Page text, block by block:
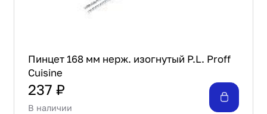
Пинцет 168 мм нерж. изогнутый P.L. Proff
Cuisine
237 ₽
В наличии